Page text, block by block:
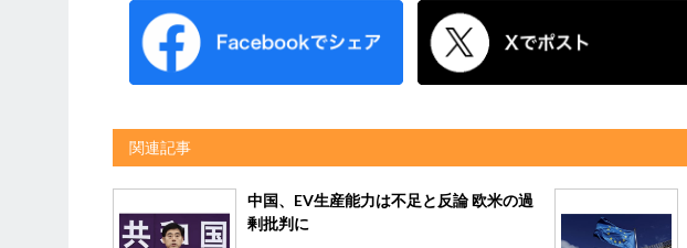
関連記事
中国、EV生産能力は不足と反論 欧米の過
剰批判に